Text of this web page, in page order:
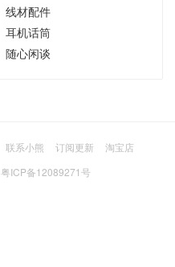
线材配件
耳机话筒
随心闲谈
联系小熊 订阅更新
淘宝店
粤ICP备12089271号